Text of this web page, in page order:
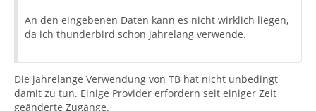
An den eingebenen Daten kann es nicht wirklich liegen,
da ich thunderbird schon jahrelang verwende.
Die jahrelange Verwendung von TB hat nicht unbedingt
damit zu tun. Einige Provider erfordern seit einiger Zeit
geänderte Zugänge.